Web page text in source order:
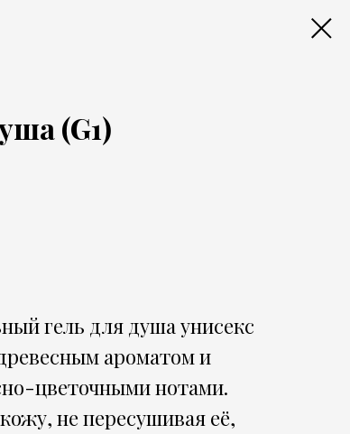
(G1)
гель для душа унисекс
ароматом и
цветочными нотами.
не пересушивая её,